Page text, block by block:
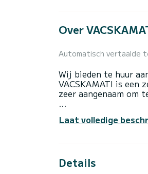
Over
Automatisch vertaalde
Wij bieden te huur
VACSKAMATI is
zeer aangenaam om
totale lengte van 12
Laat volledige
Details